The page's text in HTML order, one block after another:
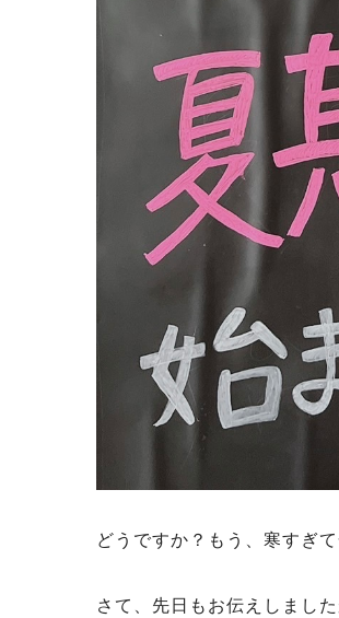
どうですか？もう、寒すぎ
さて、先日もお伝えしまし